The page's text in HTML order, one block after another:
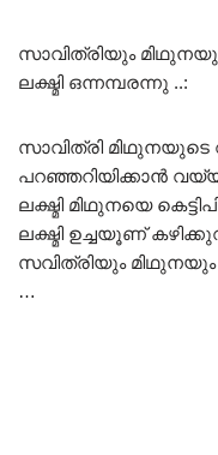
സാവിത്രിയും
ലക്ഷ്മി ഒന്നമ്പരന്നു ..:
സാവിത്രി മിഥുനയുടെ
പറഞ്ഞറിയിക്കാൻ
ലക്ഷ്മി മിഥുനയെ
ലക്ഷ്മി ഉച്ചയൂണ്
സവിത്രിയും
…